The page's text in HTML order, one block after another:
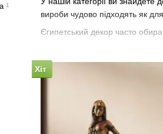
вироби чудово підходять як
Єгипетський декор часто
🔥 Популярні
👑 Статуетки фараонів та
Символ влади, краси та
Хіт
1